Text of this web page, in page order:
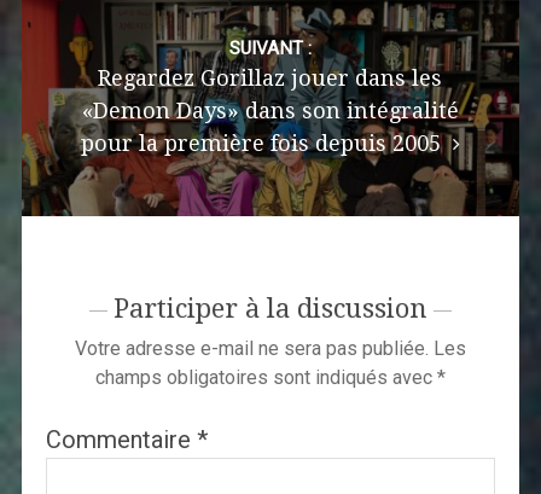
SUIVANT :
Regardez Gorillaz jouer dans les
«Demon Days» dans son intégralité
pour la première fois depuis 2005
Participer à la discussion
Votre adresse e-mail ne sera pas publiée. Les
champs obligatoires sont indiqués avec *
Commentaire *